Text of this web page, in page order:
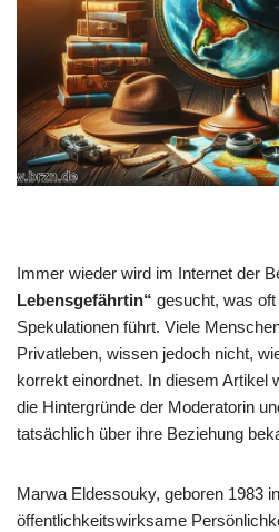
Immer wieder wird im Internet der
Lebensgefährtin“ gesucht, was
Spekulationen führt. Viele
Privatleben, wissen jedoch nicht,
korrekt einordnet. In diesem Artikel
die Hintergründe der Moderatorin
tatsächlich über ihre Beziehung
Marwa Eldessouky, geboren 1983
öffentlichkeitswirksame